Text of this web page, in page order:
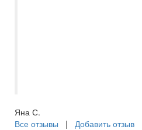
Яна С.
Все отзывы | Добавить отзыв